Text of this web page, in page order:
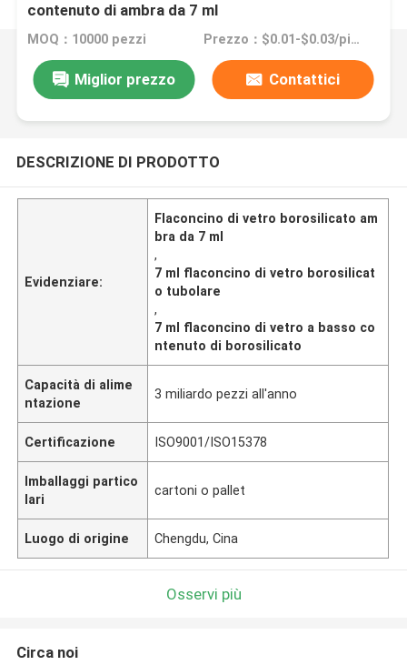
contenuto di ambra da 7 ml
MOQ：10000 pezzi Prezzo：$0.01-$0.03/piece
Miglior prezzo Contattici
DESCRIZIONE DI PRODOTTO
Evidenziare:
Flaconcino di vetro borosilicato am
bra da 7 ml
,
7 ml flaconcino di vetro borosilicat
o tubolare
,
7 ml flaconcino di vetro a basso co
ntenuto di borosilicato
Capacità di alime
ntazione
3 miliardo pezzi all'anno
Certificazione ISO9001/ISO15378
Imballaggi partico
lari
cartoni o pallet
Luogo di origine Chengdu, Cina
Osservi più
Circa noi